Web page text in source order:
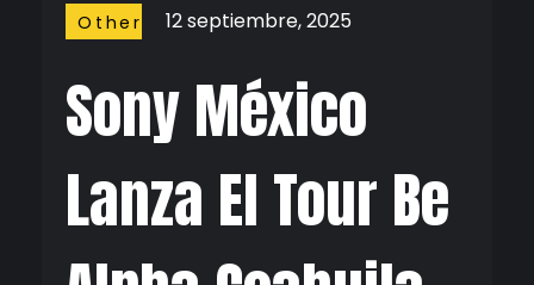
Sony México
Lanza El Tour Be
12 septiembre, 2025
Other